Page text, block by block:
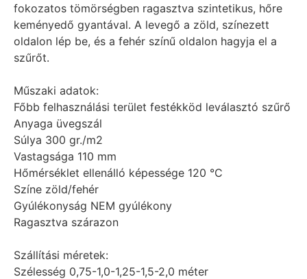
fokozatos tömörségben ragasztva szintetikus, hőre
keményedő gyantával. A levegő a zöld, színezett
oldalon lép be, és a fehér színű oldalon hagyja el a
szűrőt.
Műszaki adatok:
Főbb felhasználási terület festékköd leválasztó szűrő
Anyaga üvegszál
Súlya 300 gr./m2
Vastagsága 110 mm
Hőmérséklet ellenálló képessége 120 °C
Színe zöld/fehér
Gyúlékonyság NEM gyúlékony
Ragasztva szárazon
Szállítási méretek:
Szélesség 0,75-1,0-1,25-1,5-2,0 méter